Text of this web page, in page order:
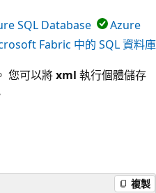
SQL Database
Azure
Fabric 中的 SQL 資料庫
您可以將xml 執行個體儲存
複製